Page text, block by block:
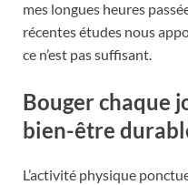
mes longues heures
récentes études nous
ce n’est pas suffisant.
Bouger chaque
bien-être
L’activité physique